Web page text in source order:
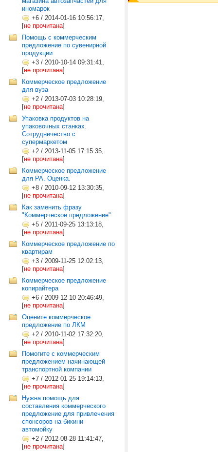
иномарок
+6 / 2014-01-16 10:56:17,
[не прочитана]
Помощь с коммерческим
предложение по сувенирной
продукции
+3 / 2010-10-14 09:31:41,
[не прочитана]
Коммерческое предложение
для вуза
+2 / 2013-07-03 10:28:19,
[не прочитана]
Упаковка продуктов на
упаковочных станках.
Сотрудничество с
супермаркетом
+2 / 2013-11-05 17:15:35,
[не прочитана]
Коммерческое предложение
для РА. Оценка.
+8 / 2010-09-12 13:30:35,
[не прочитана]
Как заменить фразу
"Коммерческое предложение"
+5 / 2011-09-25 13:13:18,
[не прочитана]
Коммерческое предложение по
квартирам
+3 / 2009-11-25 12:02:13,
[не прочитана]
Коммерческое предложение
копирайтера
+6 / 2009-12-10 20:46:49,
[не прочитана]
Оцените коммерческое
предложение по ЛКМ
+2 / 2010-11-02 17:32:20,
[не прочитана]
Помогите с коммерческим
предложением начинающей
транспортной компании
+7 / 2012-01-25 19:14:13,
[не прочитана]
Нужна помощь для
составления коммерческого
предложение для привлечения
спонсоров на бикини-
автомойку
+2 / 2012-08-28 11:41:47,
[не прочитана]